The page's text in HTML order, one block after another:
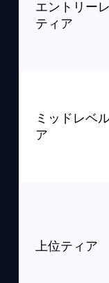
エントリー
ティア
ミッドレベ
ア
上位ティア